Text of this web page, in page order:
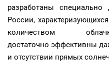
разработаны специально
России,
количеством
достаточно эффективны
и отсутствии прямых